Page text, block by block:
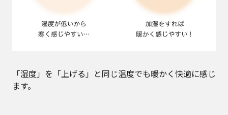
「湿度」を「上げる」と同じ温度でも暖かく快適に感じ
ます。